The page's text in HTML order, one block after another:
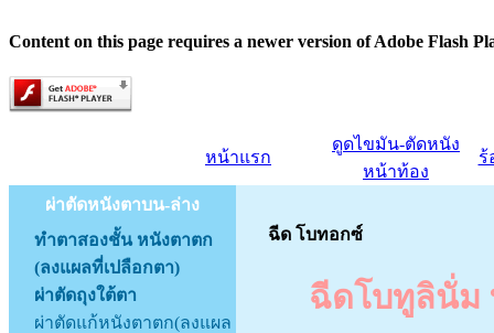
Content on this page requires a newer version of Adobe Flash
หน้าแรก
ดูดไขมัน-ตัดหนัง
หน้าท้อง
ร้
ผ่าตัดหนังตาบน-ล่าง
ทำตาสองชั้น หนังตาตก
(ลงแผลที่เปลือกตา)
ผ่าตัดถุงใต้ตา
ผ่าตัดแก้หนังตาตก(ลงแผล
ฉีด โบทอกซ์
ฉีดโบทูลินั่ม